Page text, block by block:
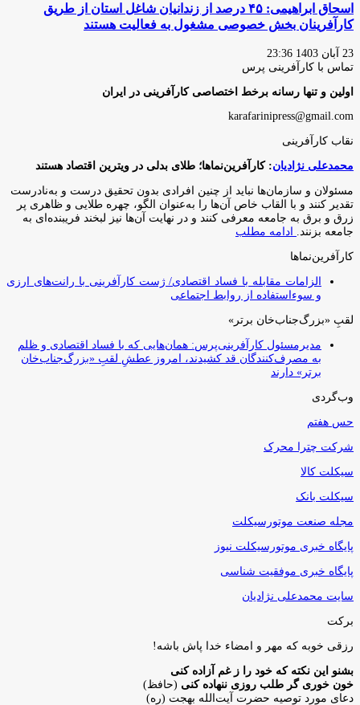
اسحاق ابراهیمی: ۴۵ درصد از زندانیان شاغل استان از طریق
کارآفرینان بخش خصوصی مشغول به فعالیت هستند
23 آبان 1403 23:36
تماس با کارآفرینی پرس
اولین و تنها رسانه برخط اختصاصی کارآفرینی در ایران
karafarinipress@gmail.com
نقاب کارآفرینی
محمدعلی نژادیان: کارآفرین‌نماها؛ طلای بدلی در ویترین اقتصاد هستند
مسئولان و سازمان‌ها نباید از چنین افرادی بدون تحقیق درست و به‌نادرست
تقدیر کنند و با القاب خاص آ‌ن‌ها را به‌عنوان الگو، چهره طلایی و ظاهری پر
زرق و برق به جامعه معرفی کنند و در نهایت آن‌ها نیز لبخند فریبنده‌ای به
جامعه بزنند.
ادامه مطلب
کارآفرین‌نماها
الزامات مقابله با فساد اقتصادی/ ژست کارآفرینی با رانت‌های ارزی
و سوءاستفاده از روابط اجتماعی
لقبِ «بزرگ‌جناب‌خان برتر»
مدیرمسئول کارآفرینی‌پرس: همان‌هایی که با فساد اقتصادی و ظلم
به مصرف‌کنندگان قد کشیدند، امروز عطشِ لقبِ «بزرگ‌جناب‌خان
برتر» دارند
وب‌گردی
حس هفتم
شرکت چترا محرک
سیکلت کالا
سیکلت بانک
مجله صنعت موتورسیکلت
پایگاه خبری موتورسیکلت نیوز
پایگاه خبری موفقیت شناسی
سایت محمدعلی نژادیان
برکت
رزقی خوبه كه مهر و امضاء خدا پاش باشه!
بشنو این نکته که خود را ز غم آزاده کنی
خون خوری گر طلب روزی ننهاده کنی (حافظ)
دعای مورد توصیه حضرت آیت‌الله بهجت (ره)